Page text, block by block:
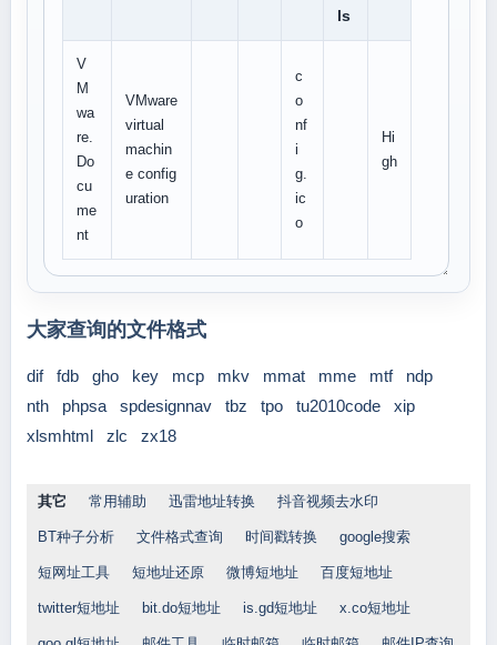
ls
V
M
wa
re.
Do
cu
me
nt
VMware
virtual
machin
e config
uration
c
o
nf
i
g.
ic
o
Hi
gh
大家查询的文件格式
dif fdb gho key mcp mkv mmat mme mtf
ndp
nth
phpsa spdesignnav tbz tpo tu2010code
xip
xlsmhtml
zlc zx18
其它 常用辅助 迅雷地址转换 抖音视频去水印
BT种子分析 文件格式查询 时间戳转换 google搜索
短网址工具 短地址还原 微博短地址 百度短地址
twitter短地址 bit.do短地址 is.gd短地址 x.co短地址